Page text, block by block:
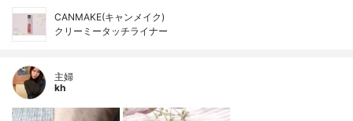
CANMAKE(キャンメイク)
クリーミータッチライナー
主婦
kh